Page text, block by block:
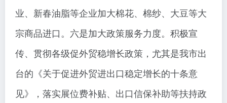
业、新春油脂等企业加大棉花、棉纱、大豆等大
宗商品进口。六是加大政策服务力度。积极宣
传、贯彻各级促外贸稳增长政策，尤其是我市出
台的《关于促进外贸进出口稳定增长的十条意
见》，落实展位费补贴、出口信保补助等扶持政